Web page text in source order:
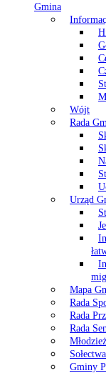
Gmina
Wójt
Rada
Urząd
Mapa
Rada
Rada
Rada
Sołectwa
Gminy